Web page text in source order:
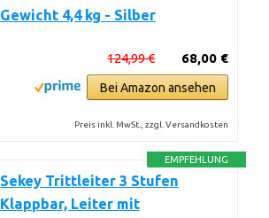
Gewicht 4,4 kg - Silber
68,00 €
124,99 €
Bei Amazon ansehen
Preis inkl. MwSt., zzgl. Versandkosten
EMPFEHLUNG
Sekey Trittleiter 3 Stufen
Klappbar, Leiter mit